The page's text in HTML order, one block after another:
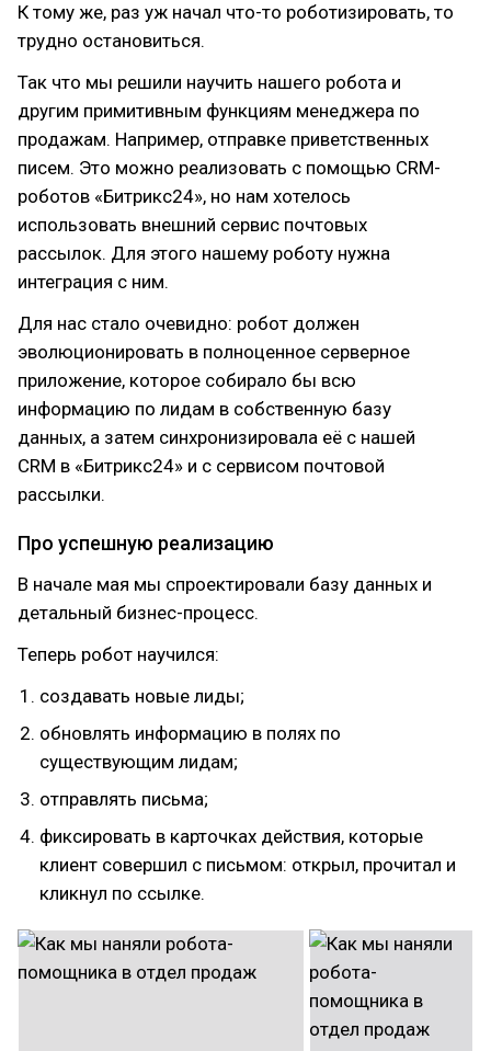
К тому же, раз уж начал что-то роботизировать, то
трудно остановиться.
Так что мы решили научить нашего робота и
другим примитивным функциям менеджера по
продажам. Например, отправке приветственных
писем. Это можно реализовать с помощью CRM-
роботов «Битрикс24», но нам хотелось
использовать внешний сервис почтовых
рассылок. Для этого нашему роботу нужна
интеграция с ним.
Для нас стало очевидно: робот должен
эволюционировать в полноценное серверное
приложение, которое собирало бы всю
информацию по лидам в собственную базу
данных, а затем синхронизировала её с нашей
CRM в «Битрикс24» и с сервисом почтовой
рассылки.
Про успешную реализацию
В начале мая мы спроектировали базу данных и
детальный бизнес-процесс.
Теперь робот научился:
создавать новые лиды;
обновлять информацию в полях по
существующим лидам;
отправлять письма;
фиксировать в карточках действия, которые
клиент совершил с письмом: открыл, прочитал и
кликнул по ссылке.